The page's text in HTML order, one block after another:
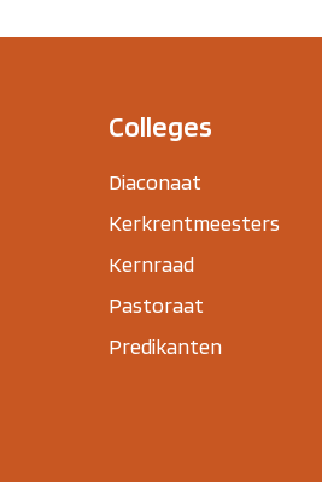
Colleges
Diaconaat
Kerkrentmeesters
Kernraad
Pastoraat
Predikanten